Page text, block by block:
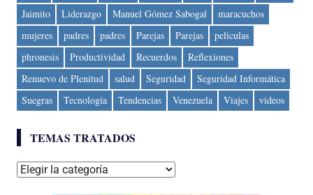
Jaimito
Liderazgo Manuel Gómez Sabogal
maracuchos
mujeres
padres padres Parejas Parejas
peliculas
phronesis
Productividad Recuerdos
Reflexiones
Renuevo de Plenitud
salud Seguridad
Seguridad Informática
Suegras
Tecnología Tendencias Venezuela Viajes videos
TEMAS TRATADOS
Temas